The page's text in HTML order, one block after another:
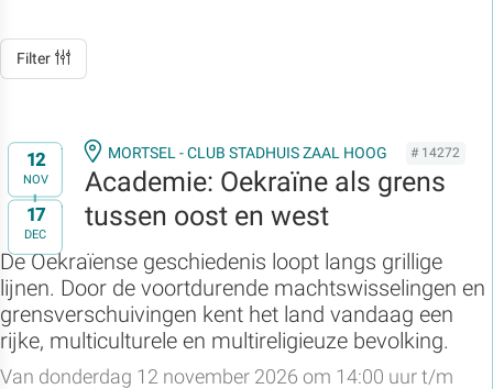
Filter
12
NOV
t/m
17
DEC
MORTSEL - CLUB STADHUIS ZAAL HOOG # 14272
Academie: Oekraïne als grens
tussen oost en west
De Oekraïense geschiedenis loopt langs grillige
lijnen. Door de voortdurende machtswisselingen en
grensverschuivingen kent het land vandaag een
rijke, multiculturele en multireligieuze bevolking.
Van donderdag 12 november 2026 om 14:00 uur t/m